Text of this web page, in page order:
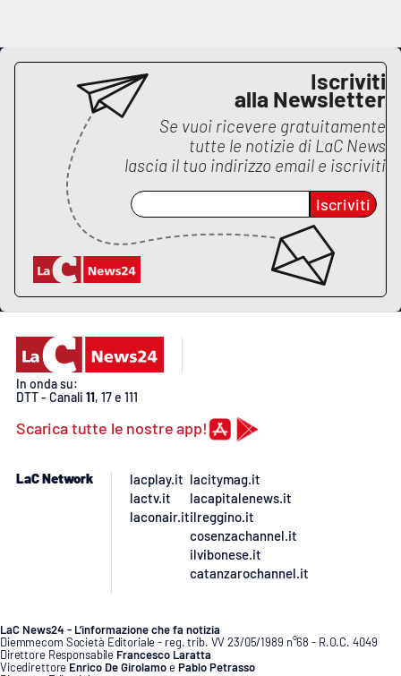
Iscriviti
alla Newsletter
Se vuoi ricevere gratuitamente
tutte le notizie di LaC News
lascia il tuo indirizzo email e iscriviti
Iscriviti
In onda su:
DTT - Canali 11, 17 e 111
Scarica tutte le nostre app!
LaC Network
lacplay.it
lactv.it
laconair.it
lacitymag.it
lacapitalenews.it
ilreggino.it
cosenzachannel.it
ilvibonese.it
catanzarochannel.it
LaC News24 - L’informazione che fa notizia
Diemmecom Società Editoriale - reg. trib. VV 23/05/1989 n°68 - R.O.C. 4049
Direttore Responsabile Francesco Laratta
Vicedirettore Enrico De GirolamoePablo Petrasso